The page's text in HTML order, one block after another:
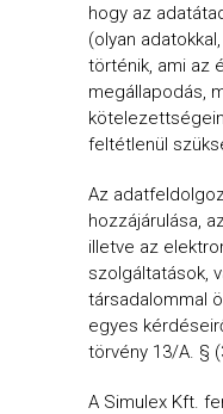
hogy az
(olyan
történik, ami az
megállapodás,
feltétlenül
Az
hozzájárulása,
illetve az
szolgáltatások,
társadalommal
egyes
törvény 13/A. §
A Simulex Kft.